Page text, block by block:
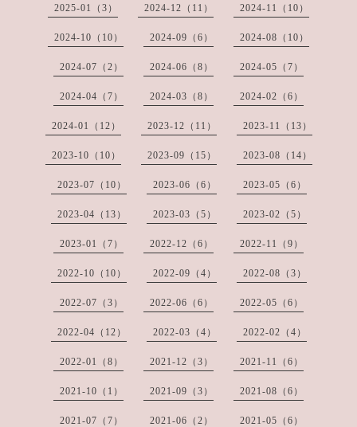
2025-01（3） 2024-12（11） 2024-11（10）
2024-10（10） 2024-09（6） 2024-08（10）
2024-07（2） 2024-06（8） 2024-05（7）
2024-04（7） 2024-03（8） 2024-02（6）
2024-01（12） 2023-12（11） 2023-11（13）
2023-10（10） 2023-09（15） 2023-08（14）
2023-07（10） 2023-06（6） 2023-05（6）
2023-04（13） 2023-03（5） 2023-02（5）
2023-01（7） 2022-12（6） 2022-11（9）
2022-10（10） 2022-09（4） 2022-08（3）
2022-07（3） 2022-06（6） 2022-05（6）
2022-04（12） 2022-03（4） 2022-02（4）
2022-01（8） 2021-12（3） 2021-11（6）
2021-10（1） 2021-09（3） 2021-08（6）
2021-07（7） 2021-06（2） 2021-05（6）